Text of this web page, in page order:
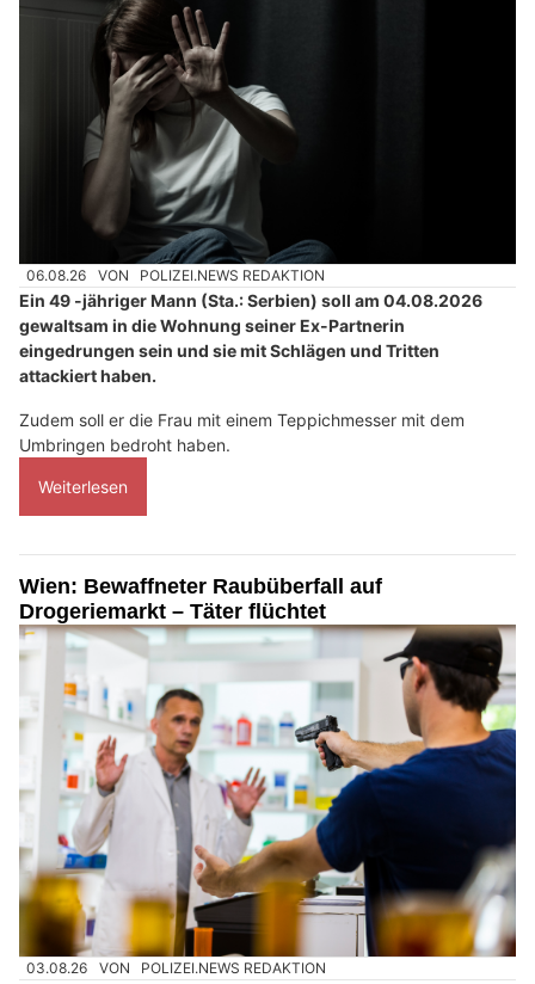
06.08.26 VON POLIZEI.NEWS REDAKTION
Ein 49 -jähriger Mann (Sta.: Serbien) soll am 04.08.2026
gewaltsam in die Wohnung seiner Ex-Partnerin
eingedrungen sein und sie mit Schlägen und Tritten
attackiert haben.
Zudem soll er die Frau mit einem Teppichmesser mit dem
Umbringen bedroht haben.
Weiterlesen
Wien: Bewaffneter Raubüberfall auf
Drogeriemarkt – Täter flüchtet
03.08.26 VON POLIZEI.NEWS REDAKTION